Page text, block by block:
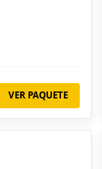
VER PAQUETE